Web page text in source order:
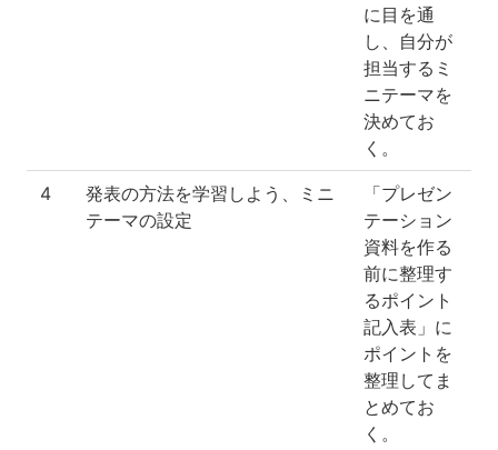
に目を通
し、自分が
担当するミ
ニテーマを
決めてお
く。
4
発表の方法を学習しよう、ミニ
テーマの設定
「プレゼン
テーション
資料を作る
前に整理す
るポイント
記入表」に
ポイントを
整理してま
とめてお
く。